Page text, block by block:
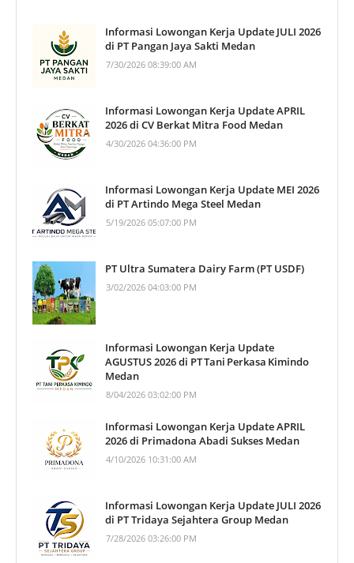
Informasi Lowongan Kerja Update JULI 2026
di PT Pangan Jaya Sakti Medan
7/30/2026 08:39:00 AM
Informasi Lowongan Kerja Update APRIL
2026 di CV Berkat Mitra Food Medan
4/30/2026 04:36:00 PM
Informasi Lowongan Kerja Update MEI 2026
di PT Artindo Mega Steel Medan
5/19/2026 05:07:00 PM
PT Ultra Sumatera Dairy Farm (PT USDF)
3/02/2026 04:03:00 PM
Informasi Lowongan Kerja Update
AGUSTUS 2026 di PT Tani Perkasa Kimindo
Medan
8/04/2026 03:02:00 PM
Informasi Lowongan Kerja Update APRIL
2026 di Primadona Abadi Sukses Medan
4/10/2026 10:31:00 AM
Informasi Lowongan Kerja Update JULI 2026
di PT Tridaya Sejahtera Group Medan
7/28/2026 03:26:00 PM